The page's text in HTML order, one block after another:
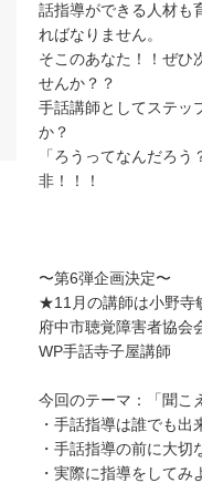
話指導ができる人材も
ればなりません。
そこのあなた！！ぜひ
せんか？？
手話講師としてステッ
か？
「ろうってなんだろう
非！！！
〜第6弾企画決定〜
★11月の講師は小野寺
府中市聴覚障害者協会
WP手話寺子屋講師
今回のテーマ：「聞こ
・手話指導は誰でも出
・手話指導の前に大切
・実際に指導をしてみ